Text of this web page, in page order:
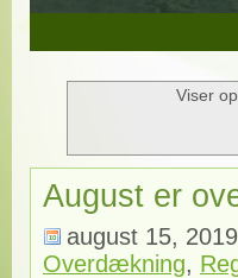
Viser
August er
august 15, 2019
Overdækning,